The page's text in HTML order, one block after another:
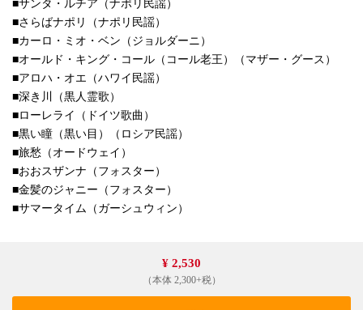
■サンタ・ルチア（ナポリ民謡）
■さらばナポリ（ナポリ民謡）
■カーロ・ミオ・ベン（ジョルダーニ）
■オールド・キング・コール（コール老王）（マザー・グース）
■アロハ・オエ（ハワイ民謡）
■深き川（黒人霊歌）
■ローレライ（ドイツ歌曲）
■黒い瞳（黒い目）（ロシア民謡）
■旅愁（オードウェイ）
■おおスザンナ（フォスター）
■金髪のジャニー（フォスター）
■サマータイム（ガーシュウィン）
¥ 2,530
（本体 2,300+税）